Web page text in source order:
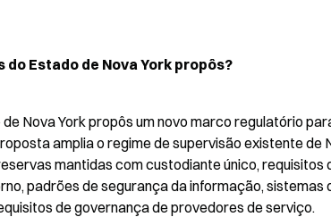
Estado de Nova York propôs?
Nova York propôs um novo marco regulatório
amplia o regime de supervisão existente de
mantidas com custodiante único, requisitos
padrões de segurança da informação, sistemas
de governança de provedores de serviço.